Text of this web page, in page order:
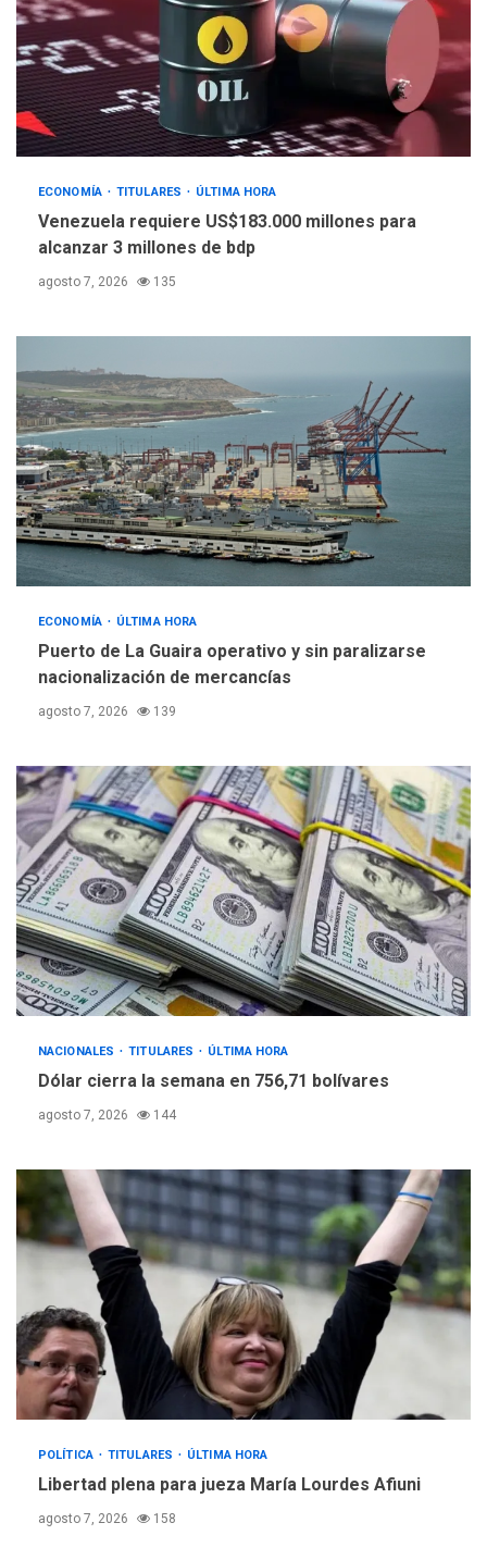
4
POLÍTICA
TITULARES
ÚLTIMA HORA
Libertad plena para jueza
María Lourdes Afiuni
INTERNACIONALES
ÚLTIMA HORA
España impone controles
ECONOMÍA TITULARES ÚLTIMA HORA
Venezuela requiere US$183.000 millones para
alcanzar 3 millones de bdp
agosto 7, 2026 135
ECONOMÍA ÚLTIMA HORA
Puerto de La Guaira operativo y sin paralizarse
nacionalización de mercancías
agosto 7, 2026 139
NACIONALES TITULARES ÚLTIMA HORA
Dólar cierra la semana en 756,71 bolívares
agosto 7, 2026 144
POLÍTICA TITULARES ÚLTIMA HORA
Libertad plena para jueza María Lourdes Afiuni
agosto 7, 2026 158